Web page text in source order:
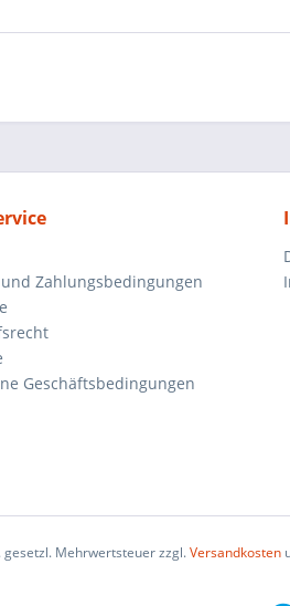
Zahlungsbedingungen
Geschäftsbedingungen
gesetzl. Mehrwertsteuer zzgl.Versandkosten